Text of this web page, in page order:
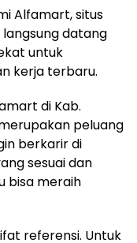
Alfamart, situs
datang
untuk
kerja terbaru.
di Kab.
peluang
berkarir di
sesuai dan
bisa meraih
referensi. Untuk